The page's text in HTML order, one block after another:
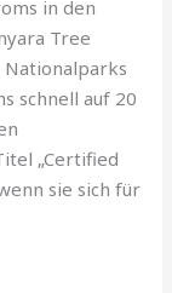
in den
Tree
Nationalparks
schnell auf 20
„Certified
sie sich für